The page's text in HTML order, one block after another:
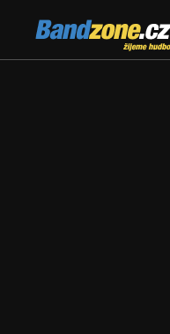
Bandzone.cz
žijeme hudbou